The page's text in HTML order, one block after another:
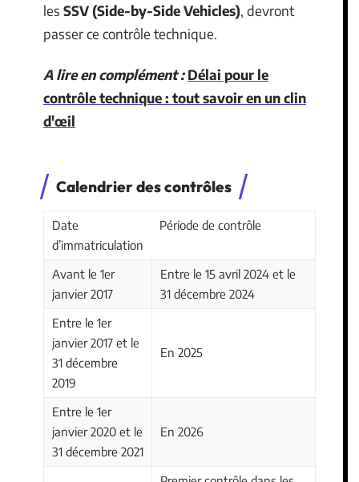
les SSV (Side-by-Side Vehicles), devront
passer ce contrôle technique.
A lire en complément : Délai pour le
contrôle technique : tout savoir en un clin
d'œil
Calendrier des contrôles
Date
d’immatriculation
Période de contrôle
Avant le 1er
janvier 2017
Entre le 15 avril 2024 et le
31 décembre 2024
Entre le 1er
janvier 2017 et le
31 décembre
2019
En 2025
Entre le 1er
janvier 2020 et le
31 décembre 2021
En 2026